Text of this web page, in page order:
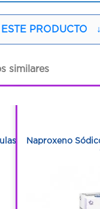
PRODUCTO ↓
similares
Naproxeno